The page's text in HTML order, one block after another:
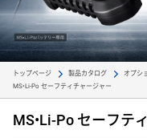
トップページ 製品カタログ オプシ
MS•Li-Po セーフティチャージャー
MS•Li-Po セーフテ